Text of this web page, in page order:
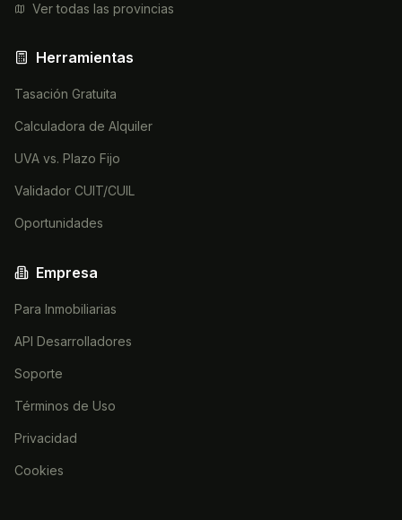
Ver todas las provincias
Herramientas
Tasación Gratuita
Calculadora de Alquiler
UVA vs. Plazo Fijo
Validador CUIT/CUIL
Oportunidades
Empresa
Para Inmobiliarias
API Desarrolladores
Soporte
Términos de Uso
Privacidad
Cookies